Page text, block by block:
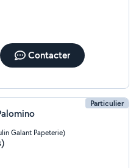
Contacter
Particulier
Galant Papeterie)